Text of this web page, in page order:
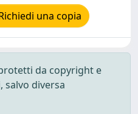
una copia
da copyright e
diversa